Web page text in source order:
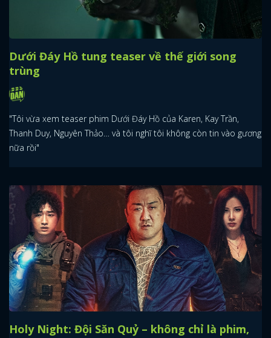
Dưới Đáy Hồ tung teaser về thế giới song
trùng
"Tôi vừa xem teaser phim Dưới Đáy Hồ của Karen, Kay Trần,
Thanh Duy, Nguyên Thảo… và tôi nghĩ tôi không còn tin vào gương
nữa rồi"
Holy Night: Đội Săn Quỷ – không chỉ là phim,